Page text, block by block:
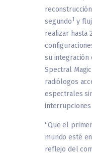
segundo1 y
realizar hasta
su integración
Spectral
radiólogos
espectrales
“Que el
mundo esté
reflejo del